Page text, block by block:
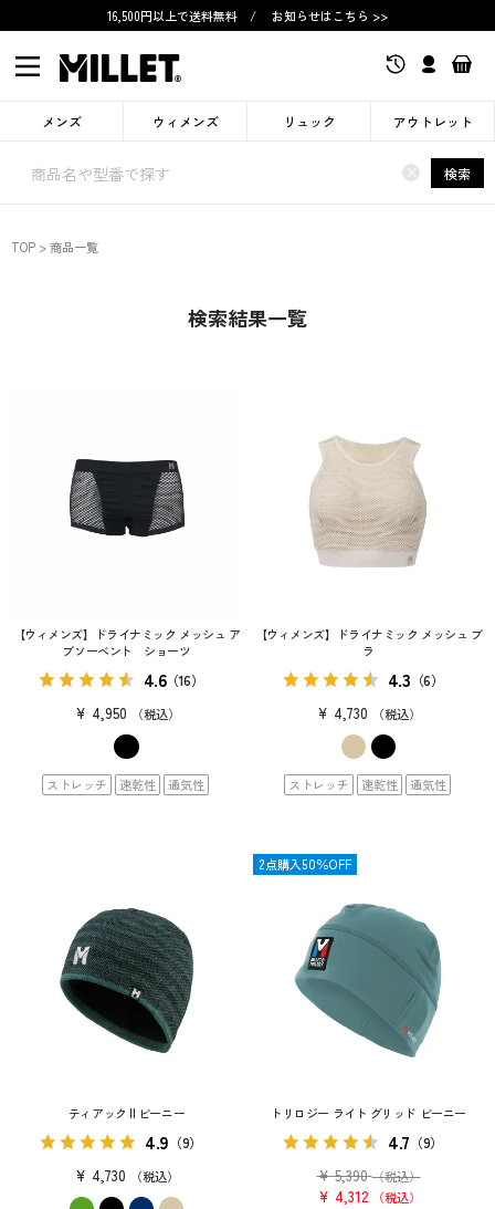
16,500円以上で送料無料 / お知らせはこちら >>
メンズ ウィメンズ リュック アウトレット
× 検索
TOP 商品一覧
検索結果一覧
【ウィメンズ】ドライナミック メッシュ ア
ブソーベント ショーツ
4.6（16）
¥ 4,950 税込
ストレッチ 速乾性 通気性
【ウィメンズ】ドライナミック メッシュ ブ
ラ
4.3 （6）
¥ 4,730 税込
ストレッチ 速乾性 通気性
ティアック II ビーニー
4.9 （9）
¥ 4,730 税込
トリロジー ライト グリッド ビーニー
4.7 （9）
¥ 5,390 （税込）
¥ 4,312 税込
OUTLET
2点購入50％OFF